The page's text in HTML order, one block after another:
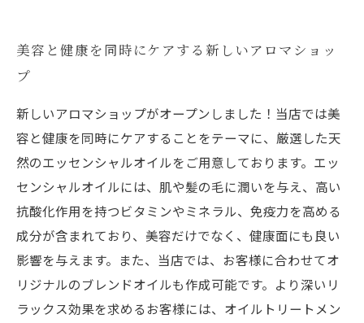
美容と健康を同時にケアする新しいアロマショッ
プ
新しいアロマショップがオープンしました！当店では美
容と健康を同時にケアすることをテーマに、厳選した天
然のエッセンシャルオイルをご用意しております。エッ
センシャルオイルには、肌や髪の毛に潤いを与え、高い
抗酸化作用を持つビタミンやミネラル、免疫力を高める
成分が含まれており、美容だけでなく、健康面にも良い
影響を与えます。また、当店では、お客様に合わせてオ
リジナルのブレンドオイルも作成可能です。より深いリ
ラックス効果を求めるお客様には、オイルトリートメン